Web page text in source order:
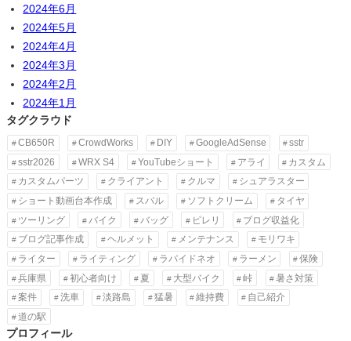
2024年6月
2024年5月
2024年4月
2024年3月
2024年2月
2024年1月
タグクラウド
CB650R CrowdWorks DIY GoogleAdSense
sstr
sstr2026
WRX S4 YouTubeショート アライ
カスタム
カスタムパーツ
クライアント クルマ
シュアラスター
ショート動画台本作成
スバル ソフトクリーム
タイヤ
ツーリング
バイク バッグ ピレリ
ブログ収益化
ブログ記事作成
ヘルメット メンテナンス
モリワキ
ライター
ライティング ラパイドネオ ラーメン
保険
兵庫県
初心者向け 夏 大型バイク 峠
暑さ対策
案件
洗車 淡路島 猛暑 維持費
自己紹介
道の駅
プロフィール